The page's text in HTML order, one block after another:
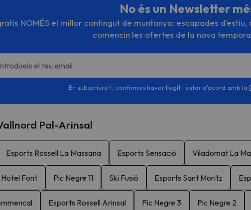
No és un Newsletter
NOMÉS el millor contingut de muntanya: escapades
comencin les ofertes de la nova
el teu email
En subscriure't, confirmes haver llegit i estar d'acord amb la
Pal-Arinsal
Esports Rossell La Massana Esports Sensació Viladomat La
Hotel Font Pic Negre 11 Ski Fusió Esports Sant Moritz
Esports Rossell Arinsal Pic Negre 3 Pic Negre 2